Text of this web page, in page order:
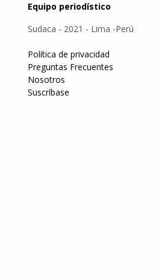
Equipo periodístico
Sudaca - 2021 - Lima -Perú
Política de privacidad
Preguntas Frecuentes
Nosotros
Suscríbase